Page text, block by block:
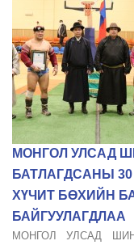
МОНГОЛ УЛСАД
БАТЛАГДСАНЫ
ХҮЧИТ БӨХИЙН
БАЙГУУЛАГДЛАА
МОНГОЛ УЛСАД